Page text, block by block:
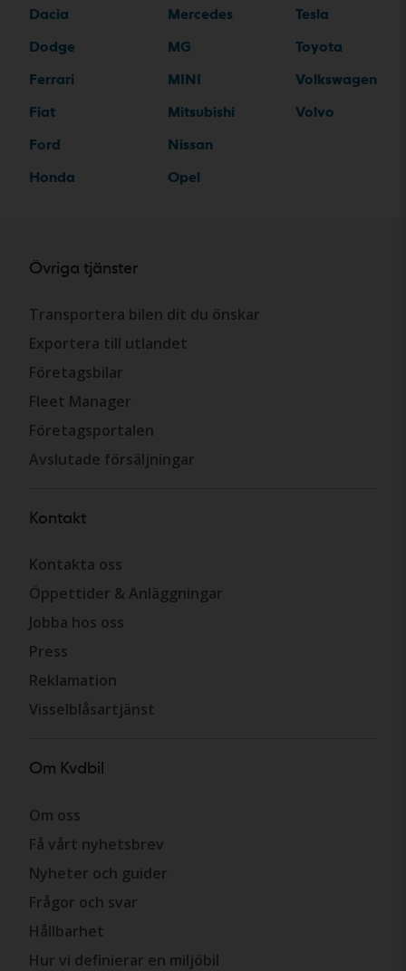
Dacia
Dodge
Ferrari
Fiat
Ford
Honda
Mercedes
MG
MINI
Mitsubishi
Nissan
Opel
Tesla
Toyota
Volkswagen
Volvo
Övriga tjänster
Transportera bilen dit du önskar
Exportera till utlandet
Företagsbilar
Fleet Manager
Företagsportalen
Avslutade försäljningar
Kontakt
Kontakta oss
Öppettider & Anläggningar
Jobba hos oss
Press
Reklamation
Visselblåsartjänst
Om Kvdbil
Om oss
Få vårt nyhetsbrev
Nyheter och guider
Frågor och svar
Hållbarhet
Hur vi definierar en miljöbil